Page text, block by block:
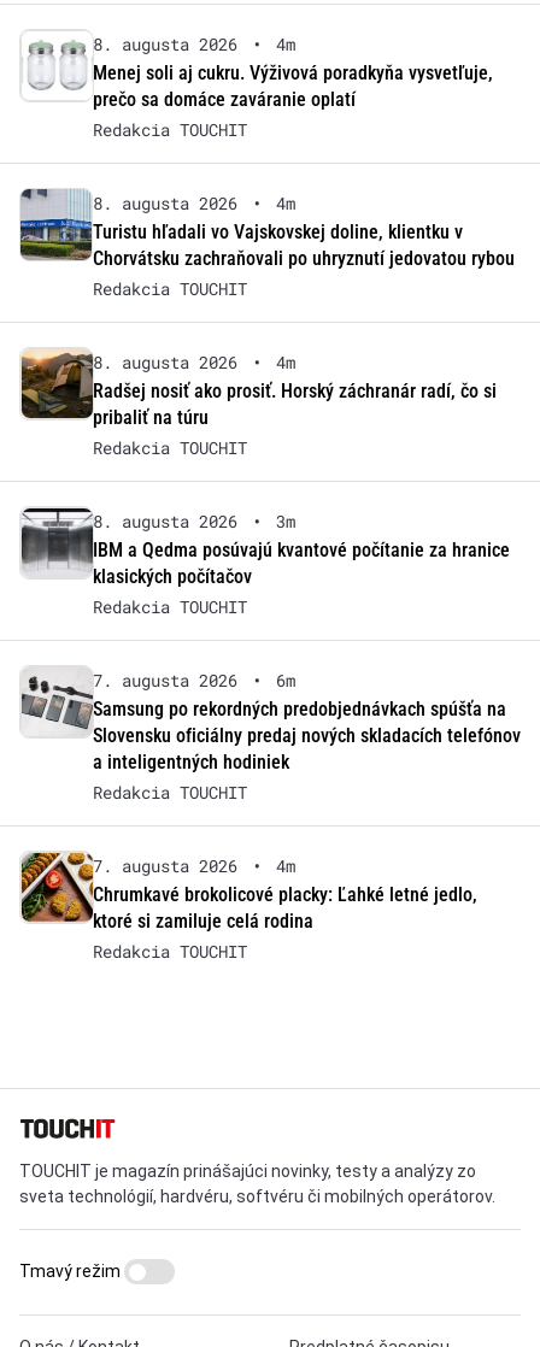
8. augusta 2026 •
4m
Menej soli aj cukru. Výživová poradkyňa vysvetľuje,
prečo sa domáce zaváranie oplatí
Redakcia TOUCHIT
8. augusta 2026 •
4m
Turistu hľadali vo Vajskovskej doline, klientku v
Chorvátsku zachraňovali po uhryznutí jedovatou rybou
Redakcia TOUCHIT
8. augusta 2026 •
4m
Radšej nosiť ako prosiť. Horský záchranár radí, čo si
pribaliť na túru
Redakcia TOUCHIT
8. augusta 2026 •
3m
IBM a Qedma posúvajú kvantové počítanie za hranice
klasických počítačov
Redakcia TOUCHIT
7. augusta 2026 •
6m
Samsung po rekordných predobjednávkach spúšťa na
Slovensku oficiálny predaj nových skladacích telefónov
a inteligentných hodiniek
Redakcia TOUCHIT
7. augusta 2026 •
4m
Chrumkavé brokolicové placky: Ľahké letné jedlo,
ktoré si zamiluje celá rodina
Redakcia TOUCHIT
TOUCHIT je magazín prinášajúci novinky, testy a analýzy zo
sveta technológií, hardvéru, softvéru či mobilných operátorov.
Tmavý režim